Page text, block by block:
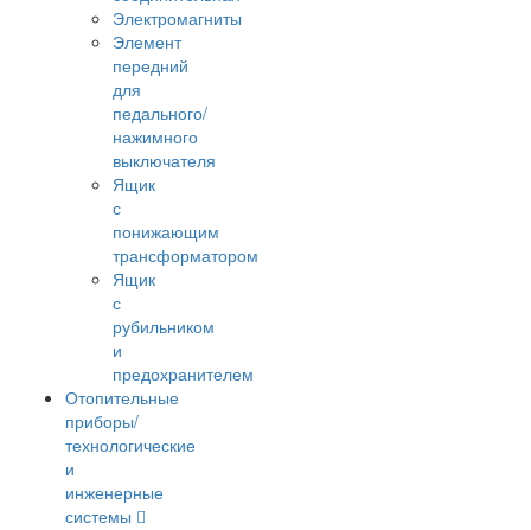
Электромагниты
Элемент
передний
для
педального/
нажимного
выключателя
Ящик
с
понижающим
трансформатором
Ящик
с
рубильником
и
предохранителем
Отопительные
приборы/
технологические
и
инженерные
системы